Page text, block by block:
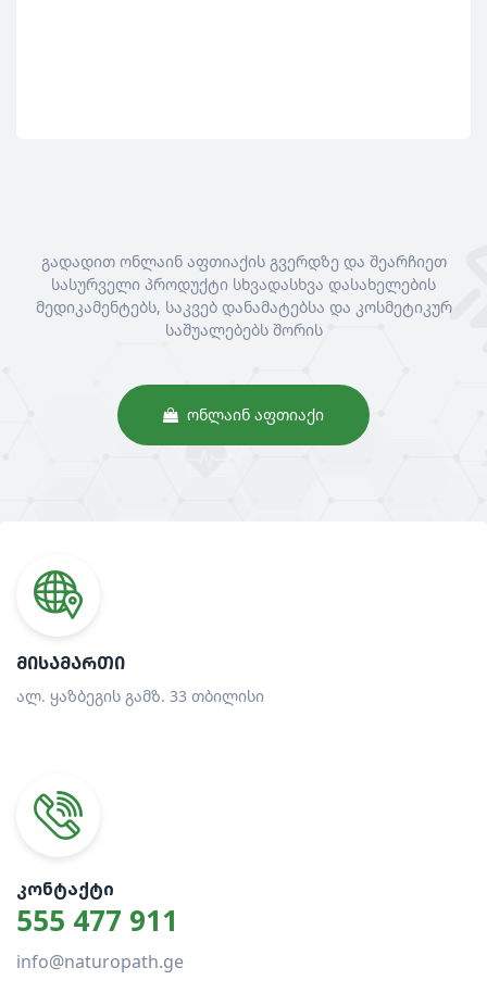
გადადით ონლაინ აფთიაქის გვერდზე და შეარჩიეთ
სასურველი პროდუქტი სხვადასხვა დასახელების
მედიკამენტებს, საკვებ დანამატებსა და კოსმეტიკურ
საშუალებებს შორის
ᲝᲜᲚᲐᲘᲜ ᲐᲤᲗᲘᲐᲥᲘ
ᲛᲘᲡᲐᲛᲐᲠᲗᲘ
ალ. ყაზბეგის გამზ. 33 თბილისი
ᲙᲝᲜᲢᲐᲥᲢᲘ
555 477 911
info@naturopath.ge